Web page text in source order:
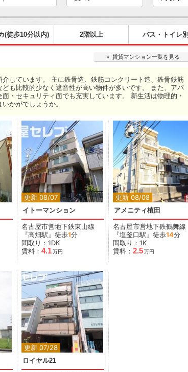
(徒歩10分以内) 2階以上 バス・トイレ別
しています。 主に鉄骨造、鉄筋コンクリート造、鉄骨鉄筋
も比較的少なく遮音性が高い物件が多いです。 また、アパ
・セキュリティ面でも充実しています。 新生活は物理的・
かがでしょうか。
» 賃貸マンション一覧を見る
更新 08/07
イトーマンション
名古屋市営地下鉄東山線
『高畑駅』徒歩1分
間取り：1DK
賃料： 4.1万円
更新 08/08
アメニティ植田
名古屋市営地下鉄鶴舞線
『塩釜口駅』徒歩14分
間取り：1K
賃料： 2.5万円
更新 07/28
ロイヤル21